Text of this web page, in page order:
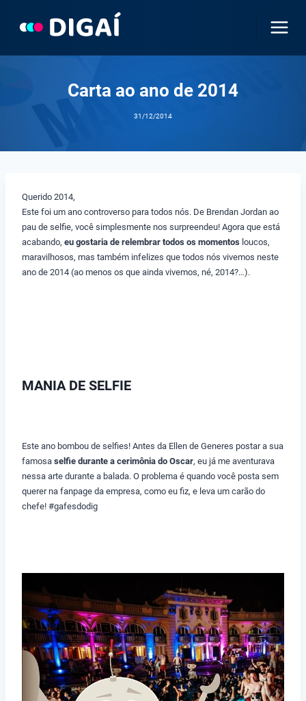
Carta ao ano de 2014
31/12/2014
Querido 2014,
Este foi um ano controverso para todos nós. De Brendan Jordan ao
pau de selfie, você simplesmente nos surpreendeu! Agora que está
acabando, eu gostaria de relembrar todos os momentos loucos,
maravilhosos, mas também infelizes que todos nós vivemos neste
ano de 2014 (ao menos os que ainda vivemos, né, 2014?…).
MANIA DE SELFIE
Este ano bombou de selfies! Antes da Ellen de Generes postar a sua
famosa selfie durante a cerimônia do Oscar, eu já me aventurava
nessa arte durante a balada. O problema é quando você posta sem
querer na fanpage da empresa, como eu fiz, e leva um carão do
chefe! #gafesdodig